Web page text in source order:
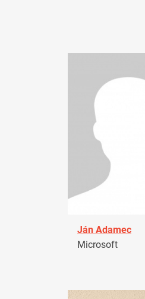
Ján Adamec
Microsoft